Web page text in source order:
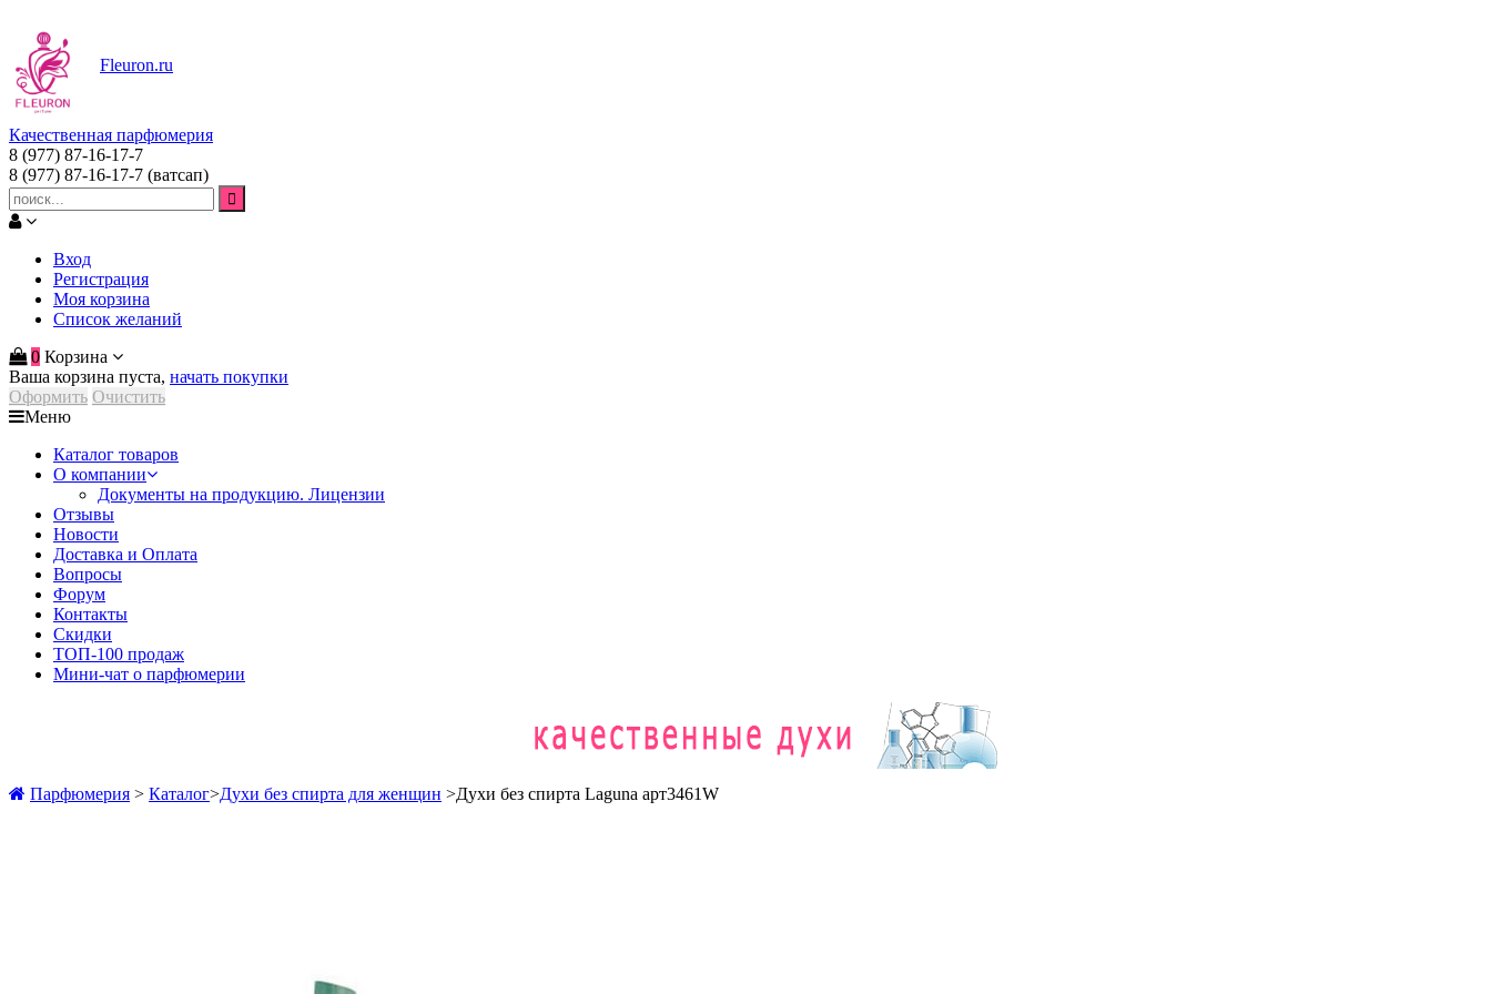
Fleuron.ru
Качественная парфюмерия
8 (977) 87-16-17-7
8 (977) 87-16-17-7 (ватсап)
Вход
Регистрация
Моя корзина
Список желаний
0 Корзина
Ваша корзина пуста, начать покупки
Оформить Очистить
Меню
Каталог товаров
О компании
Документы на продукцию. Лицензии
Отзывы
Новости
Доставка и Оплата
Вопросы
Форум
Контакты
Скидки
ТОП-100 продаж
Мини-чат о парфюмерии
Парфюмерия > Каталог>Духи без спирта для женщин >Духи без спирта Laguna арт3461W